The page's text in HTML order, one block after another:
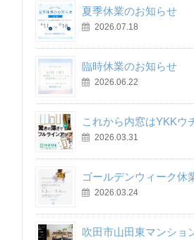
夏季休業のお知らせ
2026.07.18
臨時休業のお知らせ
2026.06.22
これから内窓はYKKウ
2026.03.31
ゴールデンウィーク休
2026.03.24
吹田市山田東マンシ